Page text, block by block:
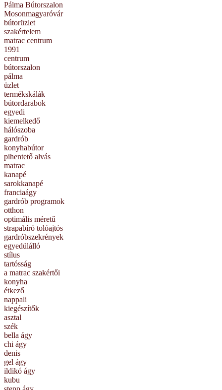
Pálma Bútorszalon
Mosonmagyaróvár
bútorüzlet
szakértelem
matrac centrum
1991
centrum
bútorszalon
pálma
üzlet
termékskálák
bútordarabok
egyedi
kiemelkedő
hálószoba
gardrób
konyhabútor
pihentető alvás
matrac
kanapé
sarokkanapé
franciaágy
gardrób programok
otthon
optimális méretű
strapabíró tolóajtós
gardróbszekrények
egyedülálló
stílus
tartósság
a matrac szakértői
konyha
étkező
nappali
kiegészítők
asztal
szék
bella ágy
chi ágy
denis
gel ágy
ildikó ágy
kubu